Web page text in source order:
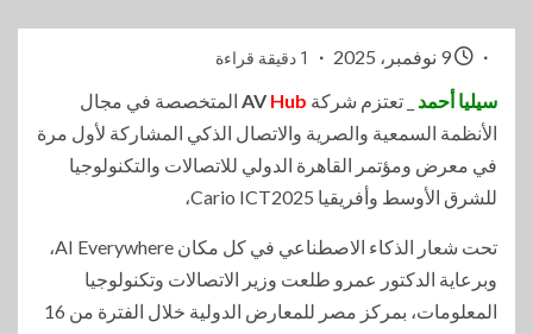
1 دقيقة قراءة
سيليا أحمد _ تعتزم شركة AV Hub
المتخصصة في مجال
الأنظمة السمعية والصرية والاتصال الذكي المشاركة لأول مرة
في معرض ومؤتمر القاهرة الدولي للاتصالات والتكنولوجيا
للشرق الأوسط وأفريقيا Cario ICT2025،
تحت شعار الذكاء الاصطناعي في كل مكان AI Everywhere،
وبرعاية الدكتور عمرو طلعت وزير الاتصالات وتكنولوجيا
المعلومات، بمركز مصر للمعارض الدولية خلال الفترة من 16